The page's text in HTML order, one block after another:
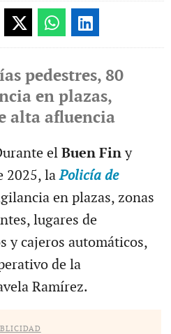
pedestres, 80
en plazas,
alta afluencia
elBuen Finy
2025, laPolicía de
en plazas, zonas
lugares de
y cajeros automáticos,
de la
Ramírez.